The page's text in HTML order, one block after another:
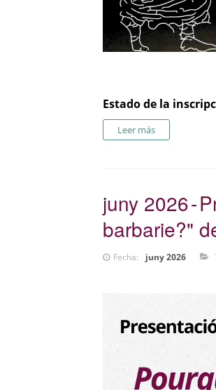
Estado de la
Leer más
juny 2026
barbarie?"
Fecha: juny 2026